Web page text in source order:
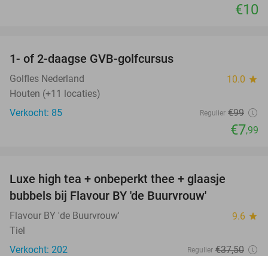
€10
1- of 2-daagse GVB-golfcursus
Golfles Nederland 10.0 star
Houten (+11 locaties)
Verkocht: 85
Regulier €99
€7,99
Luxe high tea + onbeperkt thee + glaasje
bubbels bij Flavour BY 'de Buurvrouw'
Flavour BY 'de Buurvrouw' 9.6 star
Tiel
Verkocht: 202
Regulier €37,50